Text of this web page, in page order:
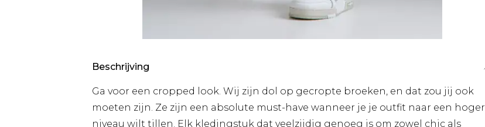
Beschrijving
Ga voor een cropped look. Wij zijn dol op gecropte broeken, en dat zou jij ook
moeten zijn. Ze zijn een absolute must-have wanneer je je outfit naar een hoger
niveau wilt tillen. Elk kledingstuk dat veelzijdig genoeg is om zowel chic als